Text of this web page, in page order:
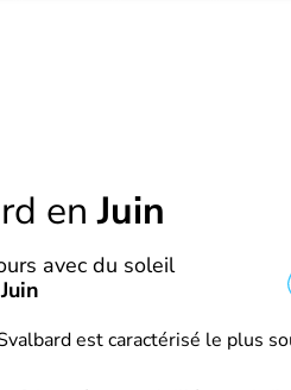
enJuin
avec du soleil
Juin
est caractérisé le plus